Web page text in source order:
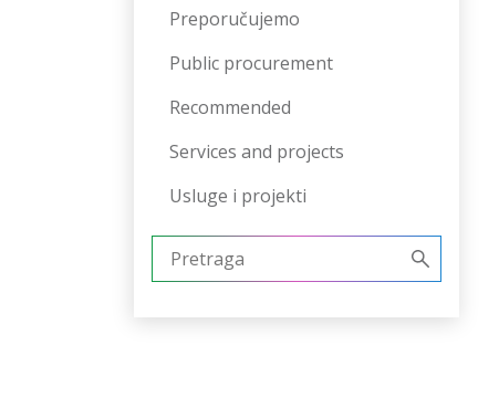
Preporučujemo
Public procurement
Recommended
Services and projects
Usluge i projekti
Pretraži: